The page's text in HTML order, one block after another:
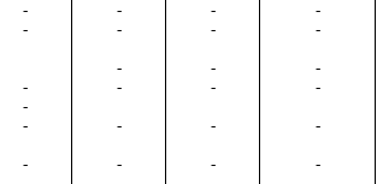
- - - -
- - - -
- - -
- - - -
-
- - - -
- - - -